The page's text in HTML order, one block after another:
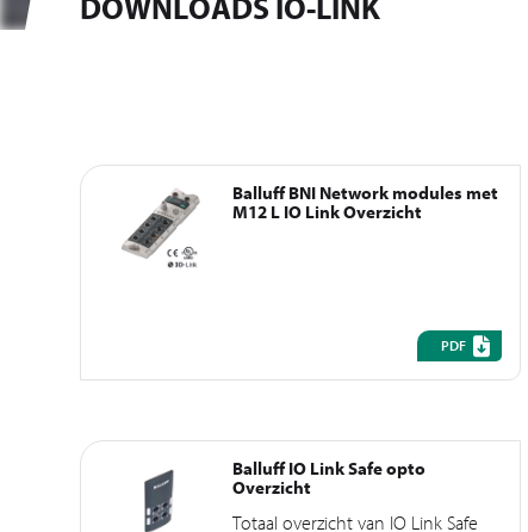
DOWNLOADS IO-LINK
Balluff BNI Network modules met
M12 L IO Link Overzicht
PDF
Balluff IO Link Safe opto
Overzicht
Totaal overzicht van IO Link Safe